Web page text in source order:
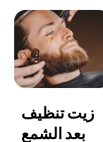
زيت تنظيف
بعد الشمع